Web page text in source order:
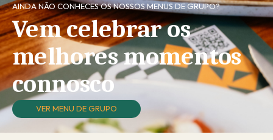
AINDA NÃO CONHECES OS NOSSOS MENUS DE GRUPO?​
Vem celebrar os
melhores momentos
connosco
VER MENU DE GRUPO